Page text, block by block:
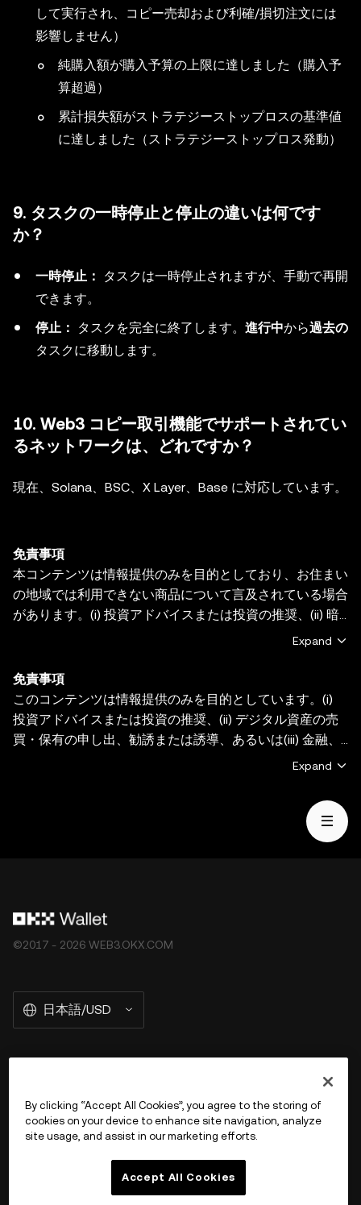
して実行され、コピー売却および利確/損切注文には
影響しません）
純購入額が購入予算の上限に達しました（購入予
算超過）
累計損失額がストラテジーストップロスの基準値
に達しました（ストラテジーストップロス発動）
9. タスクの一時停止と停止の違いは何です
か？
一時停止：
タスクは一時停止されますが、手動で再開
できます。
停止：
タスクを完全に終了します。 進行中から過去の
タスクに移動します。
10. Web3 コピー取引機能でサポートされてい
るネットワークは、どれですか？
現在、Solana、BSC、X Layer、Base に対応しています。
免責事項
本コンテンツは情報提供のみを目的としており、お住まい
の地域では利用できない商品について言及されている場合
があります。(i) 投資アドバイスまたは投資の推奨、(ii) 暗
号資産/デジタル資産の売買・保有の申し出または勧誘、
るものではありません。暗号資産（ステーブルコインや
NFT を含む）の保有には高いリスクがあり、価格が大き
く変動する場合があります。暗号資産の取引や保有がご自
身の財務状況に適しているかどうか、十分にご検討くださ
専門家にご相談ください。本投稿に掲載されている情報
な情報提供のみを目的としています。これらのデータやグ
ラフの作成にあたっては合理的な注意を払っていますが、
(https://www.okx.com/help/okx-web3-ecosystem-
terms-of-service"OKXWeb3 Ecosystem Terms of
Expand
免責事項
このコンテンツは情報提供のみを目的としています。(i)
投資アドバイスまたは投資の推奨、(ii) デジタル資産の売
買・保有の申し出、勧誘または誘導、あるいは(iii) 金融、
会計、法務、または税務のアドバイスを提供するものでは
む）は、市場変動の影響を受け、高いリスクが伴い、価値
が失われる恐れもあります。デジタル資産の取引や保有が
ご自身に適しているかどうかについてのご質問は、法務・
ソフトウェアサービスに過ぎず、そのようなサードパーテ
ィプラットフォームのサービスを管理することはなく、責
ォレットとそれに付随するサービスは OKX 取引所が提供
ecosystem-terms-of-service"OKXWeb3 Ecosystem
Expand
©2017 - 2026 WEB3.OKX.COM
日本語/USD
商品
By clicking “Accept All Cookies”, you agree to the storing of
cookies on your device to enhance site navigation, analyze
site usage, and assist in our marketing efforts.
Accept All Cookies